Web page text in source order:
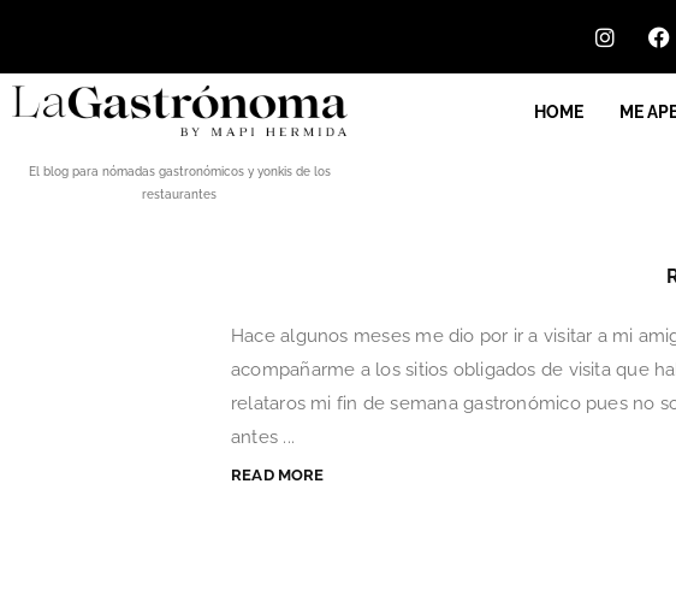
El blog para nómadas gastronómicos y yonkis de los
restaurantes
HOME ME
Hace algunos meses me dio por ir a visitar a mi
acompañarme a los sitios obligados de visita que
relataros mi fin de semana gastronómico pues no
antes ...
READ MORE